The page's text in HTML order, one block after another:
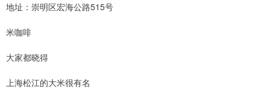
地址：崇明区宏海公路515号
米咖啡
大家都晓得
上海松江的大米很有名